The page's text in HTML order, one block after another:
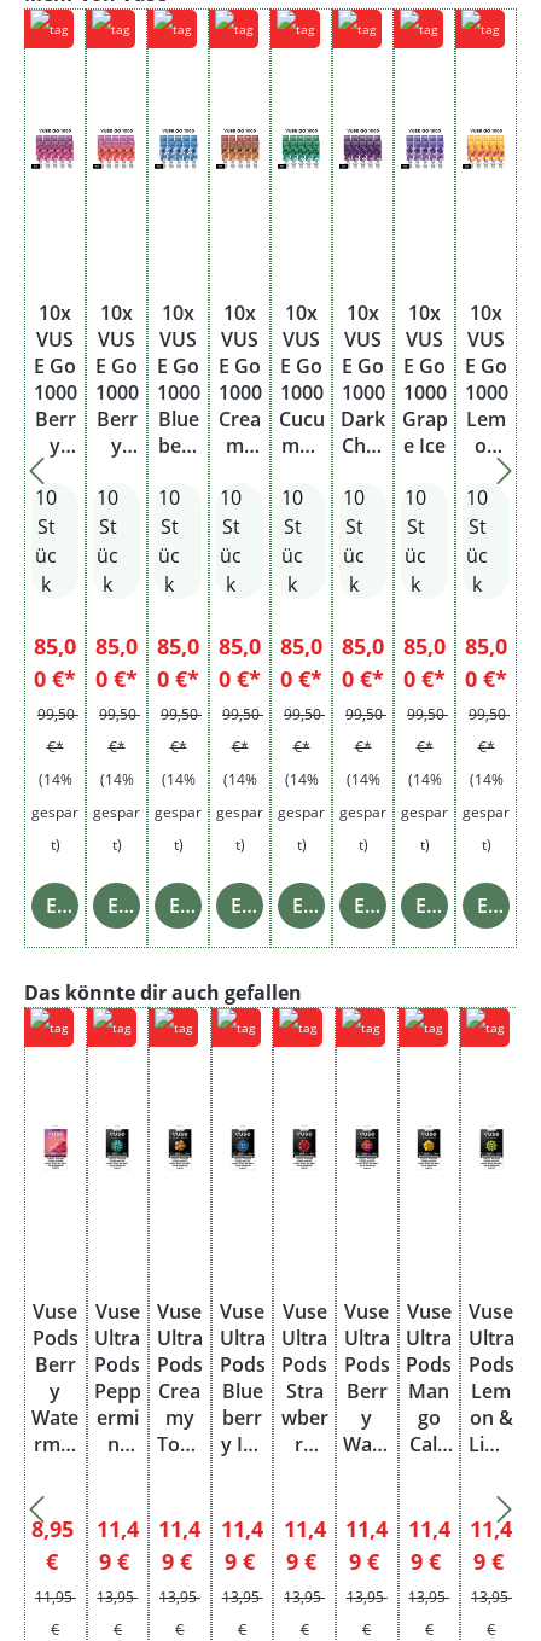
10x
VUS
E Go
1000
Berr
y
Blen
d
10
St
üc
k
85,0
0 €*
99,50
€*
(14%
gespar
t)
Einzelheiten
10x
VUS
E Go
1000
Berr
y
rmel
on
10
St
üc
k
85,0
0 €*
99,50
€*
(14%
gespar
t)
Einzelheiten
10x
VUS
E Go
1000
Blue
berr
10
St
üc
k
85,0
0 €*
99,50
€*
(14%
gespar
t)
Einzelheiten
10x
VUS
E Go
1000
Crea
my
cco
10
St
üc
k
85,0
0 €*
99,50
€*
(14%
gespar
t)
Einzelheiten
10x
VUS
E Go
1000
Cucu
mbe
10
St
üc
k
85,0
0 €*
99,50
€*
(14%
gespar
t)
Einzelheiten
10x
VUS
E Go
1000
Dark
Cher
10
St
üc
k
85,0
0 €*
99,50
€*
(14%
gespar
t)
Einzelheiten
10x
VUS
E Go
1000
Grap
e Ice
10
St
üc
k
85,0
0 €*
99,50
€*
(14%
gespar
t)
Einzelheiten
10x
VUS
E Go
1000
Lem
on
Berr
y
10
St
üc
k
85,0
0 €*
99,50
€*
(14%
gespar
t)
Einzelheiten
Produktgalerie überspringen
Das könnte dir auch gefallen
Vuse
Pods
Berr
y
Wate
rmel
20
mg
Einw
eg
Verkaufspreis:
8,95
€
Regulärer Preis:
11,95
€
Vuse
Ultra
Pods
Pepp
ermi
nt
g
Verkaufspreis:
11,4
9 €
Regulärer Preis:
13,95
€
Vuse
Ultra
Pods
Crea
my
Toba
g
Verkaufspreis:
11,4
9 €
Regulärer Preis:
13,95
€
Vuse
Ultra
Pods
Blue
berr
y Ice
Verkaufspreis:
11,4
9 €
Regulärer Preis:
13,95
€
Vuse
Ultra
Pods
Stra
wber
ry
g
Verkaufspreis:
11,4
9 €
Regulärer Preis:
13,95
€
Vuse
Ultra
Pods
Berr
y
Wate
20m
g
Verkaufspreis:
11,4
9 €
Regulärer Preis:
13,95
€
Vuse
Ultra
Pods
Man
go
Cala
20m
g
11,4
9 €
Regulärer
13,95
€
Vuse
Ultra
Pods
Lem
on &
Lime
g
11,4
9 €
13,95
€